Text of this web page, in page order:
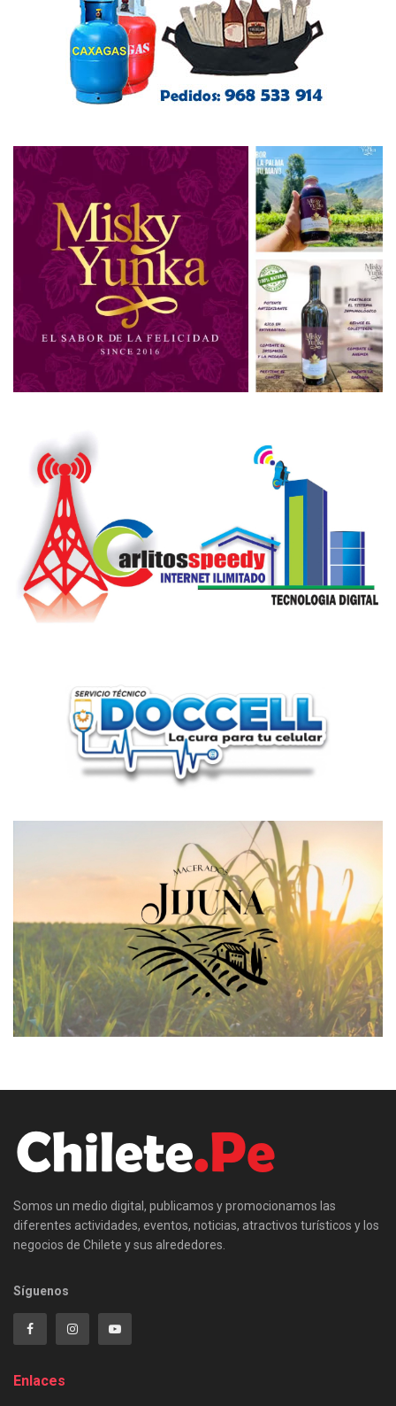
Somos un medio digital, publicamos y promocionamos las
diferentes actividades, eventos, noticias, atractivos turísticos y los
negocios de Chilete y sus alrededores.
Síguenos
Enlaces